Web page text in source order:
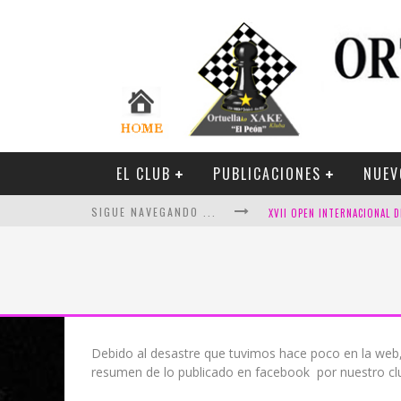
EL CLUB PUBLICACIONES
SIGUE NAVEGANDO ...
FESTIVAL DE AJEDREZ DE
Debido al desastre que tuvimos hace poco en la
resumen de lo publicado en facebook por nuestro